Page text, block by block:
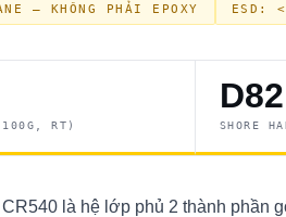
— KHÔNG PHẢI EPOXY ESD:
RT)
D82
SHORE
là hệ lớp phủ 2 thành phần